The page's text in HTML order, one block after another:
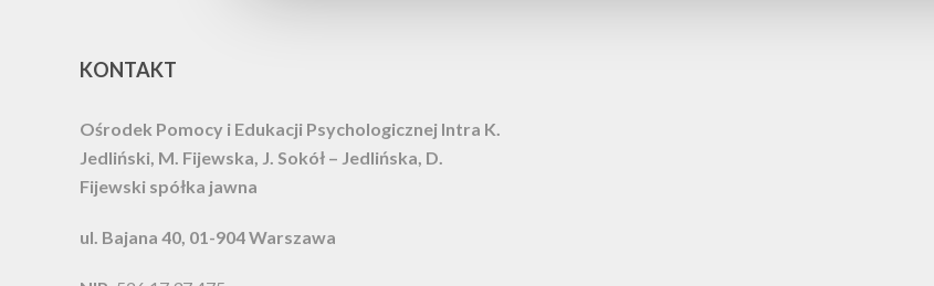
KONTAKT
Ośrodek Pomocy i Edukacji Psychologicznej Intra K.
Jedliński, M. Fijewska, J. Sokół – Jedlińska, D.
Fijewski spółka jawna
ul. Bajana 40, 01-904 Warszawa